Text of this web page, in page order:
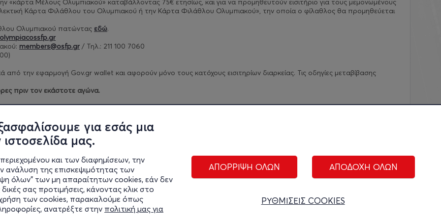
για εσάς μια
μας.
και των διαφημίσεων, την
ανάλυση της επισκεψιμότητας των
όλων" των μη απαραίτητων cookies, εάν δεν
σας προτιμήσεις, κάνοντας κλικ στο
χρήση των cookies, παρακαλούμε όπως
ανατρέξτε στην πολιτική μας για
ΑΠΟΡΡΙΨΗ ΟΛΩΝ ΑΠΟΔΟΧΗ ΟΛΩΝ
ΡΥΘΜΙΣΕΙΣ COOKIES
«κάρτα Μέλους Ολυμπιακού» καταβάλλοντας 75€ ετησίως, και για να προμηθευτούν εισιτήριο για τους μεμονωμένους
Κάρτα Φιλάθλου του Ολυμπιακού ή την Κάρτα Φιλάθλου Ολυμπιακού», την οποία ο φίλαθλος θα προμηθεύεται
Ολυμπιακού πατώντας εδώ.
members@osfp.gr / Τηλ.: 211 100 7060
από την εφαρμογή Gov.gr wallet και αφορούν μόνο τους κατόχους εισιτηρίων διαρκείας. Τις οδηγίες μεταβίβασης
πριν τον εκάστοτε αγώνα.
πατήστεεδώ.
ΑΚΟΛΟΥΘΗΣΤΕ ΜΑΣ: